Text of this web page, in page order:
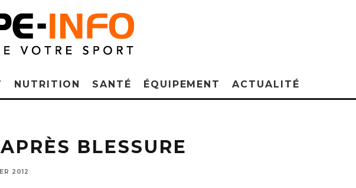
NUTRITION SANTÉ ÉQUIPEMENT ACTUALITÉ
BLESSURE
2012